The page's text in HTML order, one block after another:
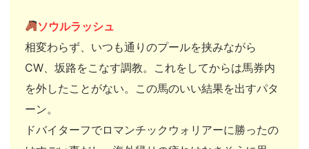
ソウルラッシュ
相変わらず、いつも通りのプールを挟みながら
CW、坂路をこなす調教。これをしてからは馬券内
を外したことがない。この馬のいい結果を出すパタ
ーン。
ドバイターフでロマンチックウォリアーに勝ったの